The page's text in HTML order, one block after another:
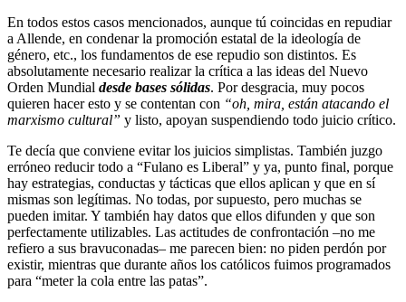
En todos estos casos mencionados, aunque tú coincidas en repudiar
a Allende, en condenar la promoción estatal de la ideología de
género, etc., los fundamentos de ese repudio son distintos. Es
absolutamente necesario realizar la crítica a las ideas del Nuevo
Orden Mundial desde bases sólidas. Por desgracia, muy pocos
quieren hacer esto y se contentan con “oh, mira, están atacando el
marxismo cultural” y listo, apoyan suspendiendo todo juicio crítico.
Te decía que conviene evitar los juicios simplistas. También juzgo
erróneo reducir todo a “Fulano es Liberal” y ya, punto final, porque
hay estrategias, conductas y tácticas que ellos aplican y que en sí
mismas son legítimas. No todas, por supuesto, pero muchas se
pueden imitar. Y también hay datos que ellos difunden y que son
perfectamente utilizables. Las actitudes de confrontación –no me
refiero a sus bravuconadas– me parecen bien: no piden perdón por
existir, mientras que durante años los católicos fuimos programados
para “meter la cola entre las patas”.